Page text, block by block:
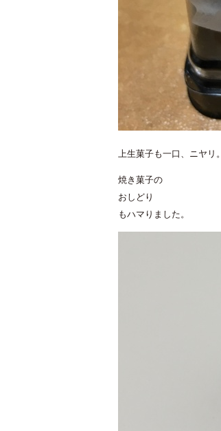
上生菓子も一口、ニヤリ。
焼き菓子の
おしどり
もハマりました。